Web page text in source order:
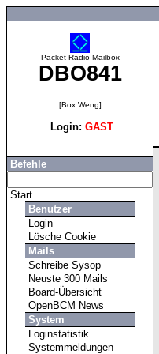
Packet Radio Mailbox
DBO841
[Box Weng]
Login: GAST
Befehle
Start
Benutzer
Login
Lösche Cookie
Mails
Schreibe Sysop
Neuste 300 Mails
Board-Übersicht
OpenBCM News
System
Loginstatistik
Systemmeldungen